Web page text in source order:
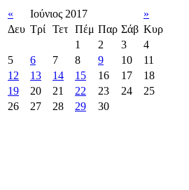
« Ιούνιος 2017
»
Δευ Τρί Τετ Πέμ Παρ Σάβ Κυρ
1
2 3
4
5
6 7 8 9 10
11
12
13 14 15 16 17
18
19
20 21 22 23 24
25
26
27 28 29 30